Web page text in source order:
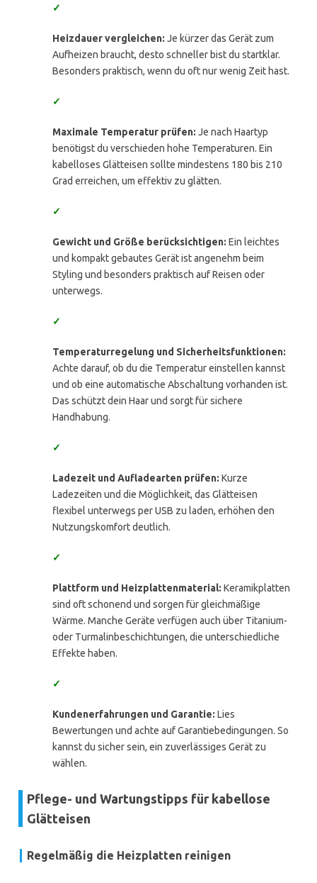
✓
Heizdauer vergleichen: Je kürzer das Gerät zum
Aufheizen braucht, desto schneller bist du startklar.
Besonders praktisch, wenn du oft nur wenig Zeit hast.
✓
Maximale Temperatur prüfen: Je nach Haartyp
benötigst du verschieden hohe Temperaturen. Ein
kabelloses Glätteisen sollte mindestens 180 bis 210
Grad erreichen, um effektiv zu glätten.
✓
Gewicht und Größe berücksichtigen: Ein leichtes
und kompakt gebautes Gerät ist angenehm beim
Styling und besonders praktisch auf Reisen oder
unterwegs.
✓
Temperaturregelung und Sicherheitsfunktionen:
Achte darauf, ob du die Temperatur einstellen kannst
und ob eine automatische Abschaltung vorhanden ist.
Das schützt dein Haar und sorgt für sichere
Handhabung.
✓
Ladezeit und Aufladearten prüfen: Kurze
Ladezeiten und die Möglichkeit, das Glätteisen
flexibel unterwegs per USB zu laden, erhöhen den
Nutzungskomfort deutlich.
✓
Plattform und Heizplattenmaterial: Keramikplatten
sind oft schonend und sorgen für gleichmäßige
Wärme. Manche Geräte verfügen auch über Titanium-
oder Turmalinbeschichtungen, die unterschiedliche
Effekte haben.
✓
Kundenerfahrungen und Garantie: Lies
Bewertungen und achte auf Garantiebedingungen. So
kannst du sicher sein, ein zuverlässiges Gerät zu
wählen.
Pflege- und Wartungstipps für kabellose
Glätteisen
Regelmäßig die Heizplatten reinigen